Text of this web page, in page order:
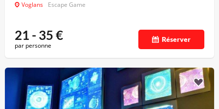
Voglans Escape Game
21 - 35€
par personne
Réserver